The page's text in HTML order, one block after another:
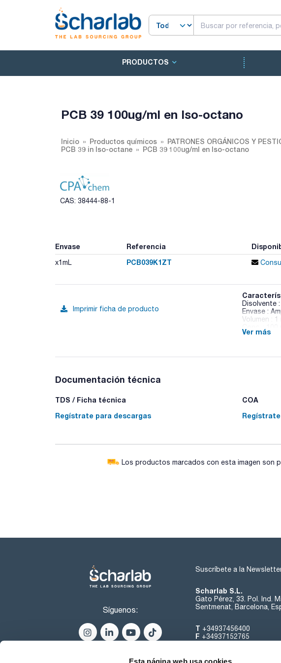
Esta página web usa cookies
PRODUCTOS
PCB 39 100ug/ml en Iso-octano
Inicio Productos químicos
PATRONES ORGÁNICOS Y
PCB 39 in Iso-octane
PCB 39 100ug/ml en Iso-octano
CAS: 38444-88-1
Envase Referencia
x1mL PCB039K1ZT
Imprimir ficha de producto
Disolvente
Envase :
Volumen : 1
CAS :
Ver más
Documentación técnica
TDS / Ficha técnica
Regístrate para descargas
COA
Los productos marcados con esta imagen son
Síguenos:
Suscríbete a la
Scharlab S.L.
Gato Pérez, 33. Pol. Ind.
Sentmenat, Barcelona,
T +34937456400
F +34937152765